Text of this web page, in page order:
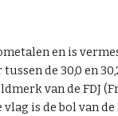
en is
de 30,0 en
van de FDJ
vlag is de bol van